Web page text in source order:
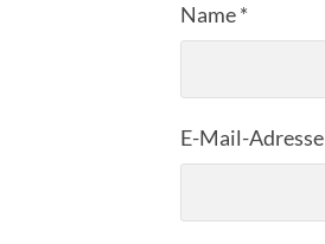
Name*
E-Mail-Adresse